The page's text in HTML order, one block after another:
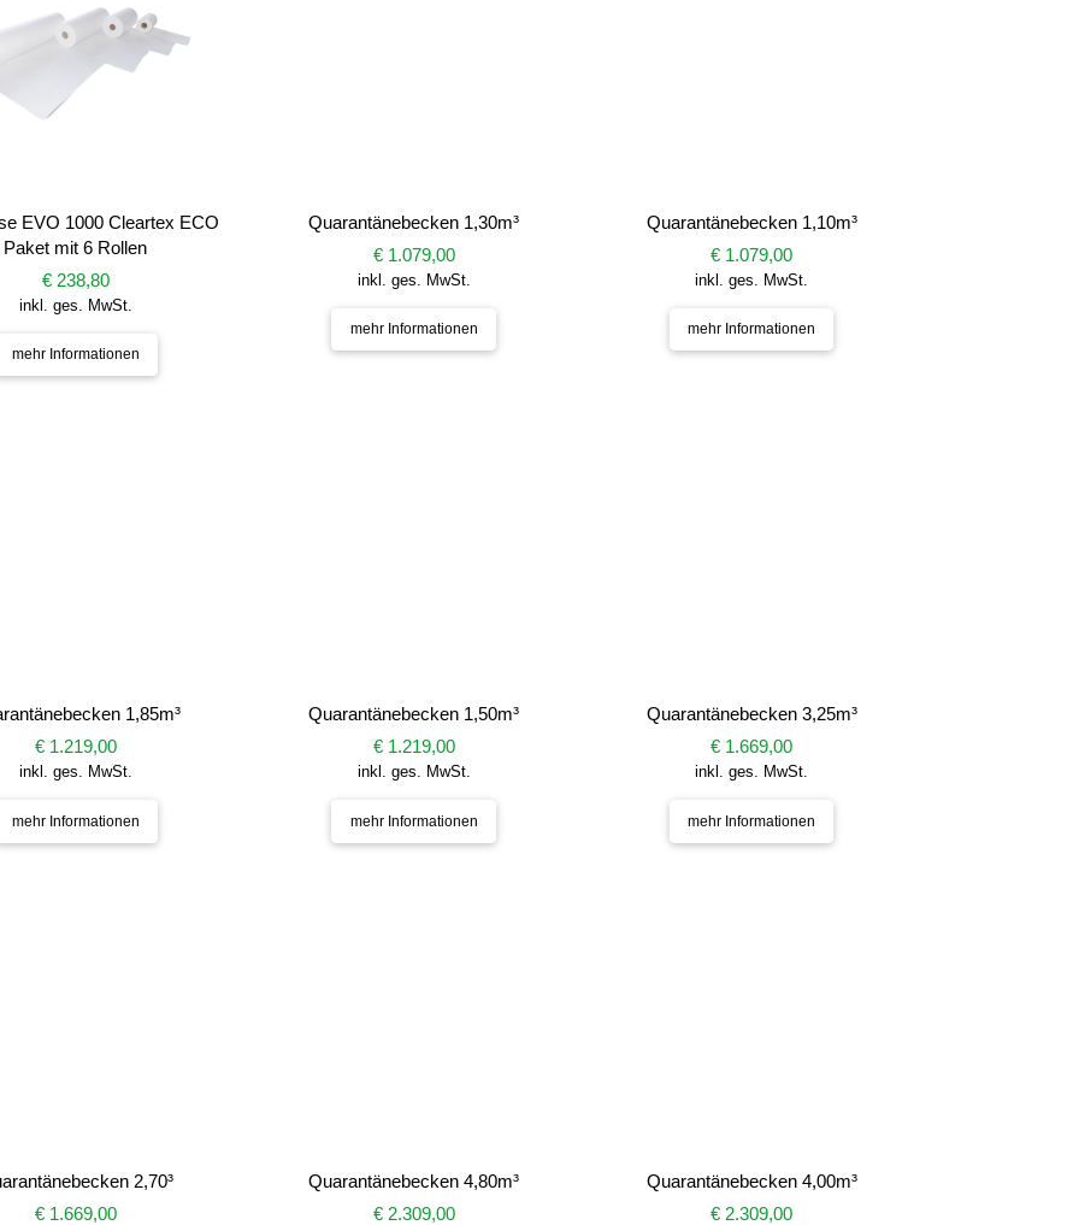
EVO 1000 Cleartex ECO
Paket mit 6 Rollen
€ 238,80
inkl. ges. MwSt.
mehr Informationen
Quarantänebecken 1,30m³
€ 1.079,00
inkl. ges. MwSt.
mehr Informationen
Quarantänebecken 1,10m³
€ 1.079,00
inkl. ges. MwSt.
mehr Informationen
1,85m³
€ 1.219,00
inkl. ges. MwSt.
mehr Informationen
Quarantänebecken 1,50m³
€ 1.219,00
inkl. ges. MwSt.
mehr Informationen
Quarantänebecken 3,25m³
€ 1.669,00
inkl. ges. MwSt.
mehr Informationen
2,70³
€ 1.669,00
Quarantänebecken 4,80m³
€ 2.309,00
Quarantänebecken 4,00m³
€ 2.309,00